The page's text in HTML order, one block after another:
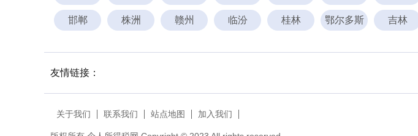
邯郸 株洲 赣州 临汾 桂林 鄂尔多斯 吉林
友情链接：
关于我们 联系我们 站点地图 加入我们